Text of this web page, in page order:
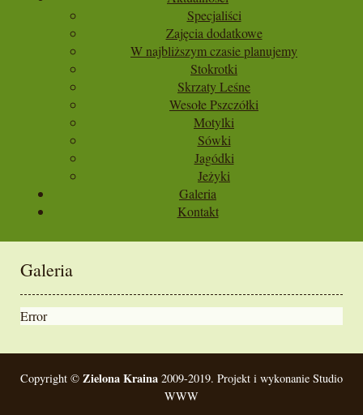
Specjaliści
Zajęcia dodatkowe
W najbliższym czasie planujemy
Stokrotki
Skrzaty Leśne
Wesołe Pszczółki
Motylki
Sówki
Jagódki
Jeżyki
Galeria
Kontakt
Galeria
Error
Copyright © Zielona Kraina 2009-2019. Projekt i wykonanie Studio
WWW